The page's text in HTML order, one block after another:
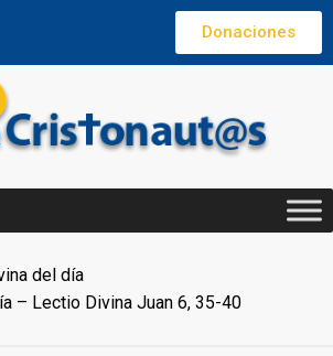
Donaciones
del día
– Lectio Divina Juan 6, 35-40